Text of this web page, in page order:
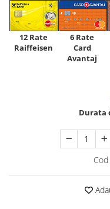
12 Rate
Raiffeisen
6 Rate
Card
Avantaj
Durata